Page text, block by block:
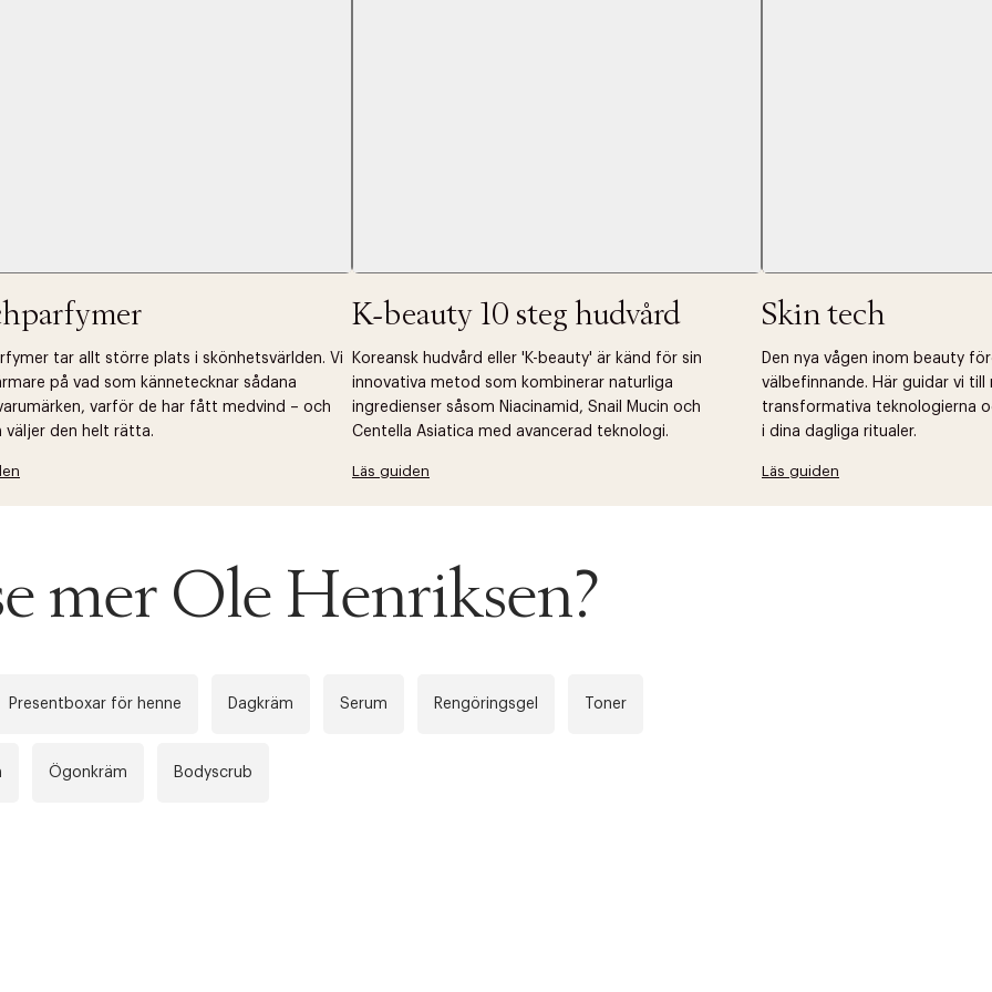
tar allt större plats i skönhetsvärlden. Vi
på vad som kännetecknar sådana
varför de har fått medvind – och
väljer den helt rätta.
K-beauty 10 steg hudvård
Koreansk hudvård eller 'K-beauty' är känd för sin
innovativa metod som kombinerar naturliga
ingredienser såsom Niacinamid, Snail Mucin och
Centella Asiatica med avancerad teknologi.
Läs guiden
Skin tech
Den nya vågen inom beauty
välbefinnande. Här guidar vi till
transformativa teknologierna
i dina dagliga ritualer.
Läs guiden
mer Ole Henriksen?
Presentboxar för henne Dagkräm Serum Rengöringsgel Toner
Ögonkräm Bodyscrub